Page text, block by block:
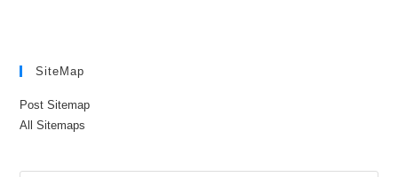
SiteMap
Post Sitemap
All Sitemaps